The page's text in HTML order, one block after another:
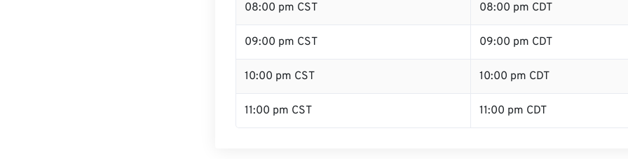
08:00 pm CST 08:00 pm CDT
09:00 pm CST 09:00 pm CDT
10:00 pm CST 10:00 pm CDT
11:00 pm CST 11:00 pm CDT